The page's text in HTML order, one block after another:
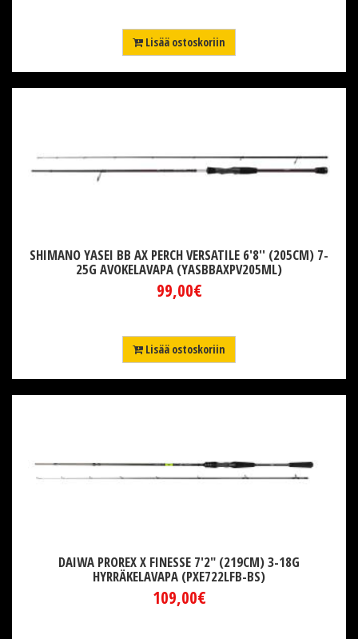
Lisää ostoskoriin
SHIMANO YASEI BB AX PERCH VERSATILE 6'8'' (205CM) 7-
25G AVOKELAVAPA (YASBBAXPV205ML)
99,00€
Lisää ostoskoriin
DAIWA PROREX X FINESSE 7'2" (219CM) 3-18G
HYRRÄKELAVAPA (PXE722LFB-BS)
109,00€